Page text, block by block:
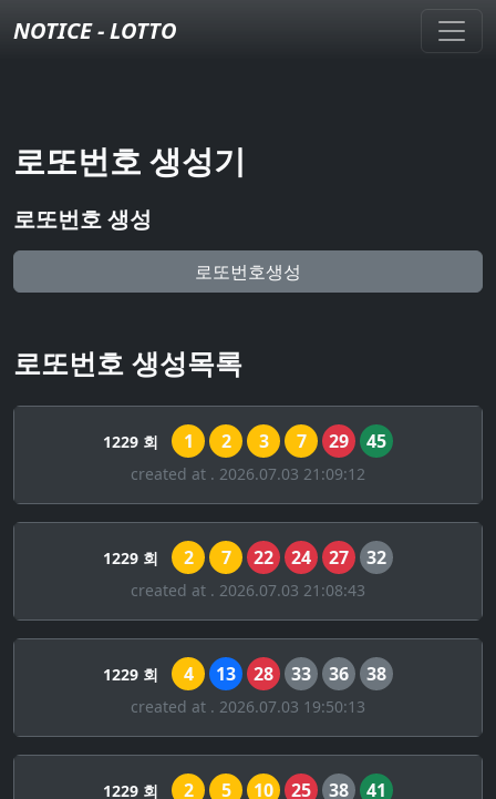
NOTICE - LOTTO
로또번호 생성기
로또번호 생성
로또번호생성
로또번호 생성목록
1229 회 1 2 3 7 29 45
created at . 2026.07.03 21:09:12
1229 회 2 7 22 24 27 32
created at . 2026.07.03 21:08:43
1229 회 4 13 28 33 36 38
created at . 2026.07.03 19:50:13
1229 회 2 5 10 25 38 41